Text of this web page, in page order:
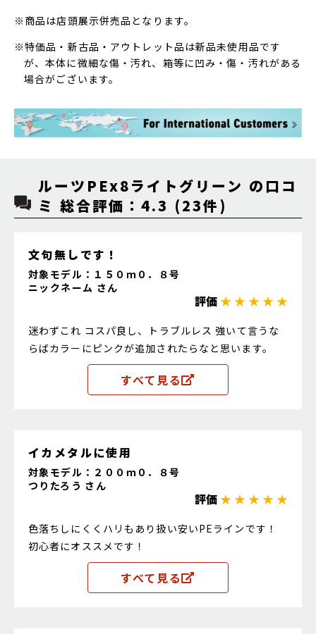
※商品は店頭展示併売品となります。
※特価品・新古品・アウトレット品は新品未使用品です
が、本体に微細な傷・汚れ、箱等に凹み・傷・汚れがある
場合がございます。
ルーツPEx8ライトグリーン の口コ
ミ 総合評価：4.3 (23件)
文句無しです！
対象モデル：１５０ｍ０．８号
ニックネーム さん
評価★ ★ ★ ★ ★
迷わずこれ コスパ良し、トラブルレス 強いて言うな
らばカラーにピンクが追加されたらなと思います。
すべて見る
イカメタルに使用
対象モデル：２００ｍ０．８号
つりたろう さん
評価★ ★ ★ ★ ★
色落ちしにくくハリもあり扱い安いPEラインです！
初心者にオススメです！
すべて見る